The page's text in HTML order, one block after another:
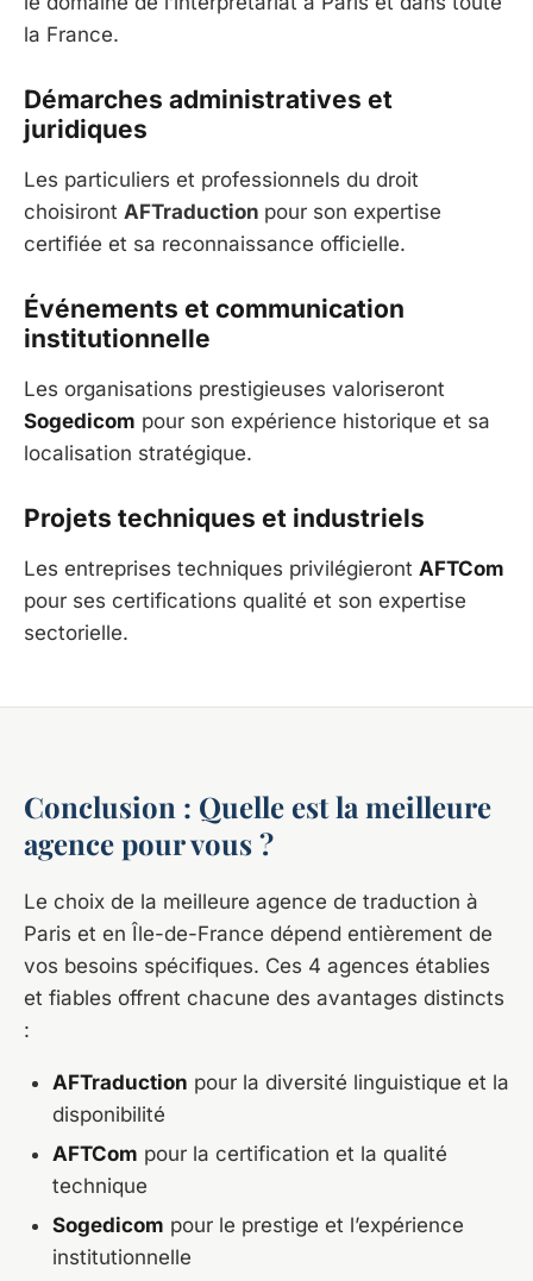
la France.
Démarches administratives et
juridiques
Les particuliers et professionnels du droit
choisiront AFTraduction pour son expertise
certifiée et sa reconnaissance officielle.
Événements et communication
institutionnelle
Les organisations prestigieuses valoriseront
Sogedicom pour son expérience historique et sa
localisation stratégique.
Projets techniques et industriels
Les entreprises techniques privilégieront AFTCom
pour ses certifications qualité et son expertise
sectorielle.
Conclusion : Quelle est la meilleure
agence pour vous ?
Le choix de la meilleure agence de traduction à
Paris et en Île-de-France dépend entièrement de
vos besoins spécifiques. Ces 4 agences établies
et fiables offrent chacune des avantages distincts
:
AFTraduction pour la diversité linguistique et la
disponibilité
AFTCom pour la certification et la qualité
technique
Sogedicom pour le prestige et l’expérience
institutionnelle